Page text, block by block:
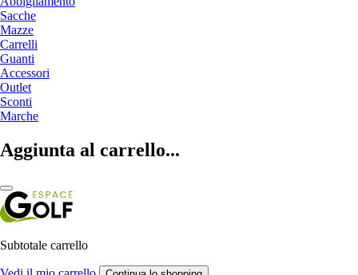
Sacche
Mazze
Carrelli
Guanti
Accessori
Outlet
Sconti
Marche
Aggiunta al carrello...
Subtotale carrello